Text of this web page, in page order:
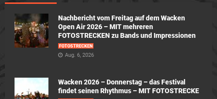
Nachbericht vom Freitag auf dem Wacken
Open Air 2026 – MIT mehreren
FOTOSTRECKEN zu Bands und Impressionen
FOTOSTRECKEN
Aug. 6, 2026
Wacken 2026 – Donnerstag – das Festival
findet seinen Rhythmus – MIT FOTOSTRECKE